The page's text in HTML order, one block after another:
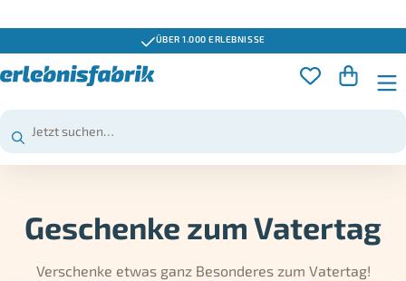
ÜBER 1.000 ERLEBNISSE
Geschenke zum Vatertag
Verschenke etwas ganz Besonderes zum Vatertag!